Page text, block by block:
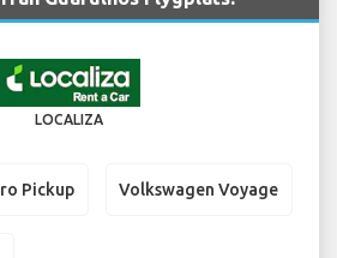
LOCALIZA
Pickup Volkswagen Voyage